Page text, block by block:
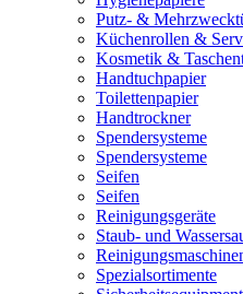
Putz- &
Küchenrollen &
Kosmetik &
Handtuchpapier
Toilettenpapier
Handtrockner
Spendersysteme
Spendersysteme
Seifen
Seifen
Reinigungsgeräte
Staub- und
Spezialsortimente